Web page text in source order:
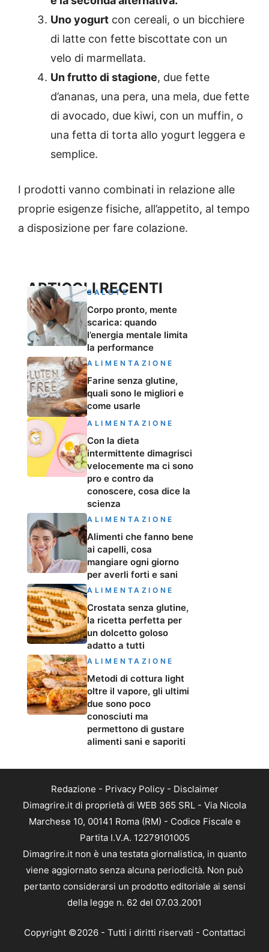
Uno yogurt con cereali, o un bicchiere
di latte con fette biscottate con un
velo di marmellata.
Un frutto di stagione, due fette
d’ananas, una pera, una mela, due fette
di avocado, due kiwi, con un muffin, o
una fetta di torta allo yogurt leggera e
semplice.
I prodotti vanno combinati in relazione alle
proprie esigenze fisiche, all’appetito, al tempo
a disposizione per fare colazione.
ARTICOLI RECENTI
SALUTE
Corpo pronto, mente
scarica: quando
l’energia mentale limita
la performance
ALIMENTAZIONE
Farine senza glutine,
quali sono le migliori e
come usarle
ALIMENTAZIONE
Con la dieta
intermittente dimagrisci
velocemente ma ci sono
pro e contro da
conoscere, cosa dice la
scienza
ALIMENTAZIONE
Alimenti che fanno bene
ai capelli, cosa
mangiare ogni giorno
per averli forti e sani
ALIMENTAZIONE
Crostata senza glutine,
la ricetta perfetta per
un dolcetto goloso
adatto a tutti
ALIMENTAZIONE
Metodi di cottura light
oltre il vapore, gli ultimi
due sono poco
conosciuti ma
permettono di gustare
alimenti sani e saporiti
Redazione - Privacy Policy- Disclaimer
Dimagrire.it di proprietà di WEB 365 SRL - Via Nicola
Marchese 10, 00141 Roma (RM) - Codice Fiscale e
Partita I.V.A. 12279101005
Dimagrire.it non è una testata giornalistica, in quanto
viene aggiornato senza alcuna periodicità. Non può
pertanto considerarsi un prodotto editoriale ai sensi
della legge n. 62 del 07.03.2001
Copyright ©2026 - Tutti i diritti riservati - Contattaci